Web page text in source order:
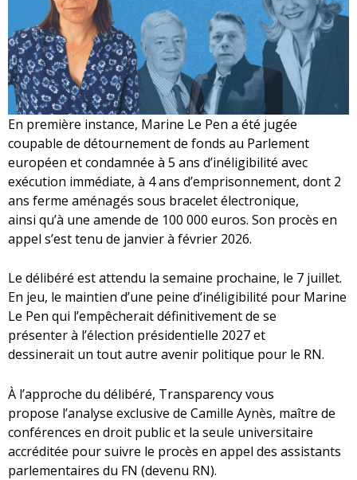
En première instance, Marine Le Pen a été jugée
coupable de détournement de fonds au Parlement
européen et condamnée à 5 ans d’inéligibilité avec
exécution immédiate, à 4 ans d’emprisonnement, dont 2
ans ferme aménagés sous bracelet électronique,
ainsi qu’à une amende de 100 000 euros. Son procès en
appel s’est tenu de janvier à février 2026.​
Le délibéré est attendu la semaine prochaine, le 7 juillet.
En jeu, le maintien d’une peine d’inéligibilité pour Marine
Le Pen qui l’empêcherait définitivement de se
présenter à l’élection présidentielle 2027 et
dessinerait un tout autre avenir politique pour le RN. ​
À l’approche du délibéré, Transparency vous
propose l’analyse exclusive de Camille Aynès, maître de
conférences en droit public et la seule universitaire
accréditée pour suivre le procès en appel des assistants
parlementaires du FN (devenu RN). ​